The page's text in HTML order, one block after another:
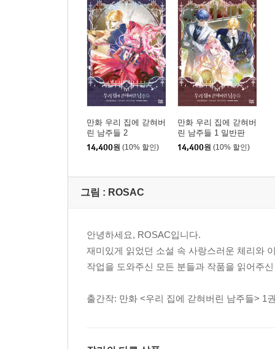
만화 우리 집에 갇혀버
린 남주들 2
14,400원 (10% 할인)
만화 우리 집에 갇혀버
린 남주들 1 일반판
14,400원 (10% 할인)
그림 : ROSAC
안녕하세요, ROSAC입니다.
재미있게 읽었던 소설 속 사랑스러운 체리와
작업을 도와주신 모든 분들과 작품을 읽어주
출간작: 만화 <우리 집에 갇혀버린 남주들> 1